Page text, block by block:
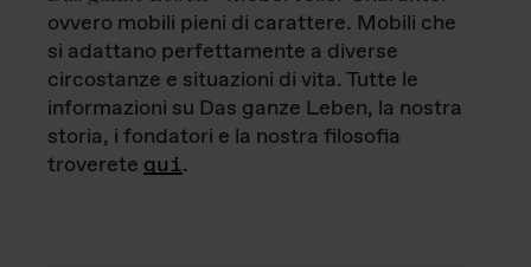
ovvero mobili pieni di carattere. Mobili che
si adattano perfettamente a diverse
circostanze e situazioni di vita. Tutte le
informazioni su Das ganze Leben, la nostra
storia, i fondatori e la nostra filosofia
troverete qui.